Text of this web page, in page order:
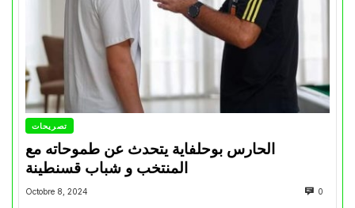
تصريحات
الحارس بوحلفاية يتحدث عن طموحاته مع
المنتخب و شباب قسنطينة
Octobre 8, 2024 0